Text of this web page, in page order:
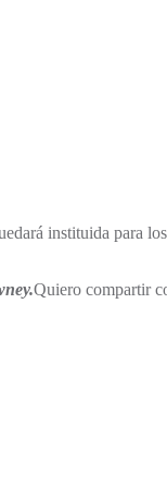
instituida para
Quiero compartir